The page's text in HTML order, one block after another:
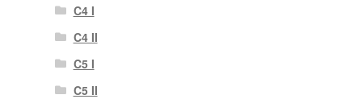
C4 I
C4 II
C5 I
C5 II